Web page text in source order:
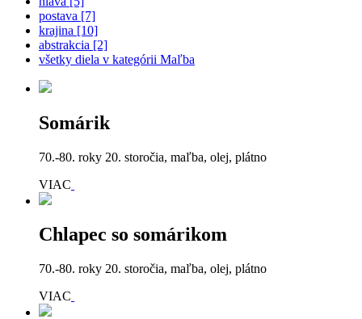
postava [7]
krajina [10]
abstrakcia [2]
všetky diela v kategórii Maľba
Somárik
70.-80. roky 20. storočia, maľba, olej, plátno
VIAC
Chlapec so somárikom
70.-80. roky 20. storočia, maľba, olej, plátno
VIAC